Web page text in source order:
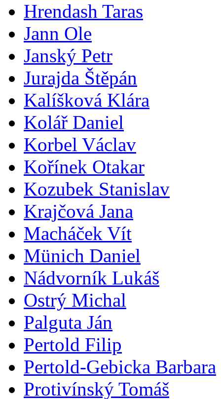
Hrendash Taras
Jann Ole
Janský Petr
Jurajda Štěpán
Kalíšková Klára
Kolář Daniel
Korbel Václav
Kořínek Otakar
Kozubek Stanislav
Krajčová Jana
Macháček Vít
Münich Daniel
Nádvorník Lukáš
Ostrý Michal
Palguta Ján
Pertold Filip
Pertold-Gebicka Barbara
Protivínský Tomáš